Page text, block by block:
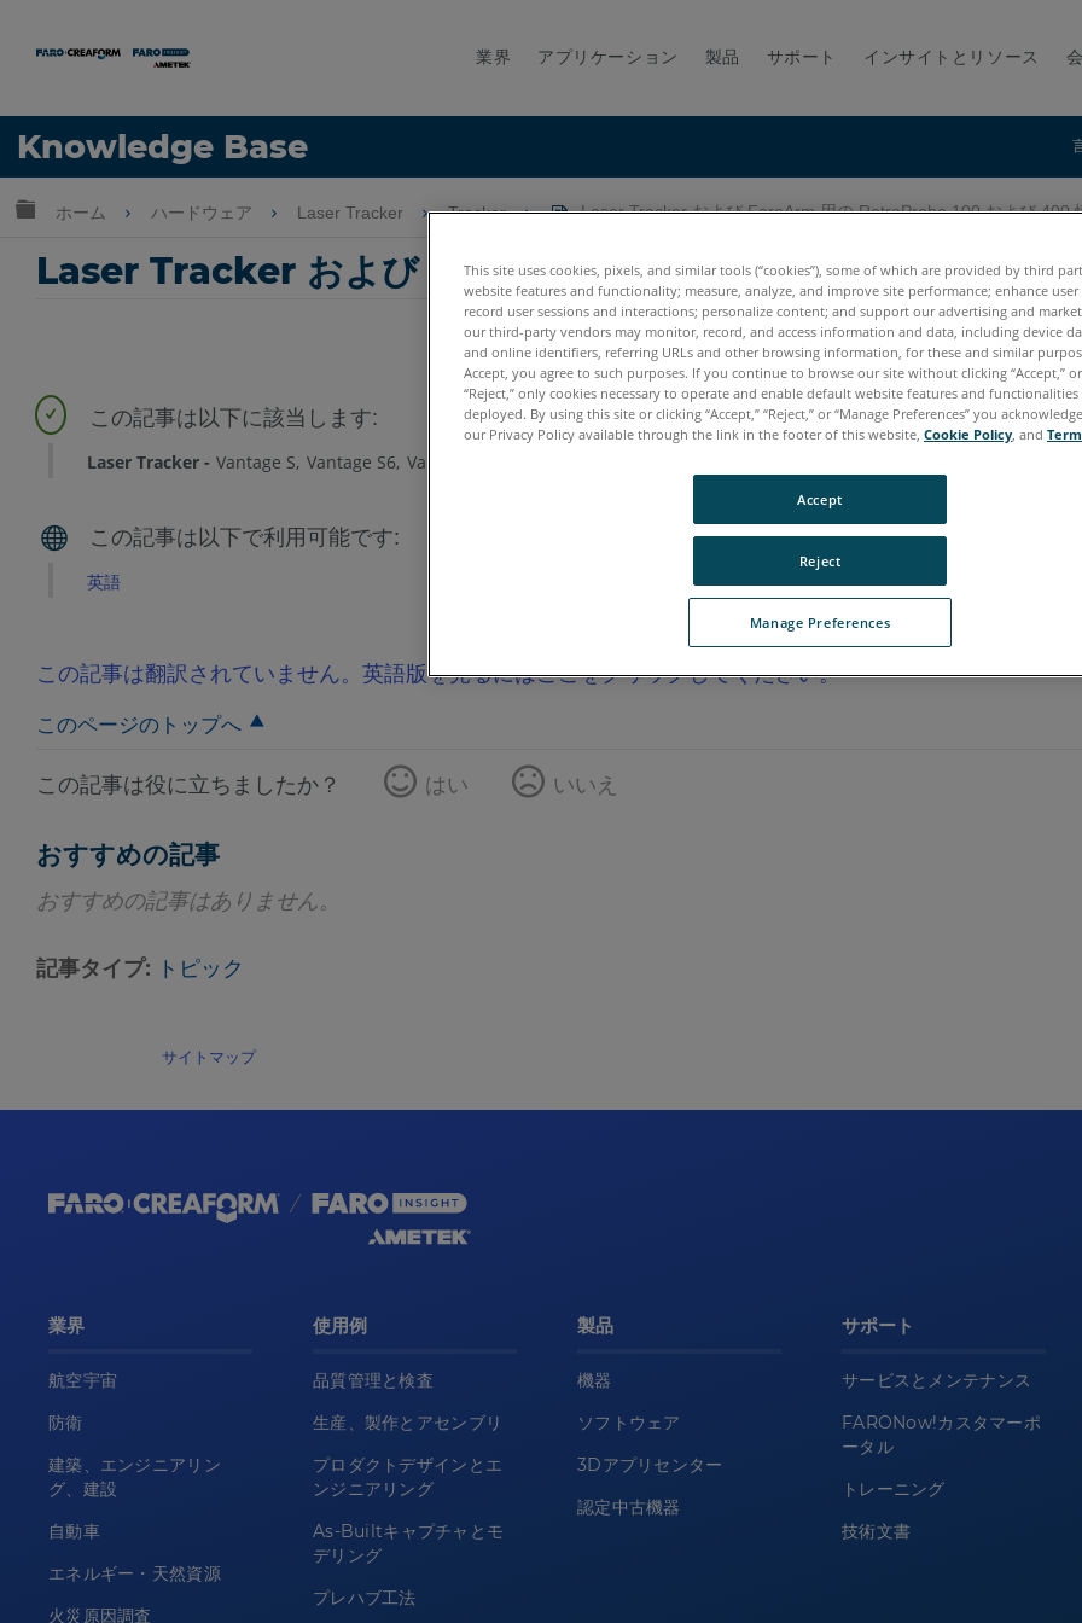
業界 アプリケーション 製品 サポート インサイトとリソース
Knowledge Base
言語
グローバル階層を展開/折りたたむ
ホーム ハードウェア Laser Tracker Tracker Laser Tracker および FaroArm 用の RetroProbe 100 および 400
Laser Tracker および FaroArm 用の RetroProbe 100 およ
Laser Tracker Vantage S Vantage S6 Vantage E
英語
この記事は翻訳されていません。英語版を見るにはここをクリックしてください。
このページのトップへ
この記事は役に立ちましたか？ はい いいえ
おすすめの記事
おすすめの記事はありません。
記事タイプ トピック
サイトマップ
業界
航空宇宙
防衛
建築、エンジニアリン
グ、建設
自動車
エネルギー・天然資源
火災原因調査
使用例
品質管理と検査
生産、製作とアセンブリ
プロダクトデザインとエ
ンジニアリング
As-Builtキャプチャとモ
デリング
プレハブ工法
製品
機器
ソフトウェア
3Dアプリセンター
認定中古機器
サポート
サービスとメンテナンス
FARONow!カスタマーポ
ータル
トレーニング
技術文書
This site uses cookies, pixels, and similar tools (“cookies”), some of which are provided by third
website features and functionality; measure, analyze, and improve site performance; enhance user
record user sessions and interactions; personalize content; and support our advertising and
our third-party vendors may monitor, record, and access information and data, including device
and online identifiers, referring URLs and other browsing information, for these and similar
Accept, you agree to such purposes. If you continue to browse our site without clicking “Accept,”
“Reject,” only cookies necessary to operate and enable default website features and
deployed. By using this site or clicking “Accept,” “Reject,” or “Manage Preferences” you
our Privacy Policy available through the link in the footer of this website, Cookie Policy, and
Manage Preferences
Reject
Accept